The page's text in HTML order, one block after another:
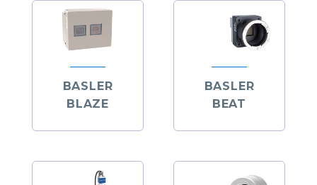
BASLER
BLAZE
BASLER
BEAT